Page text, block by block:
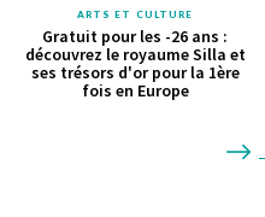
ARTS ET CULTURE
Gratuit pour les -26 ans :
découvrez le royaume Silla et
ses trésors d'or pour la 1ère
fois en Europe